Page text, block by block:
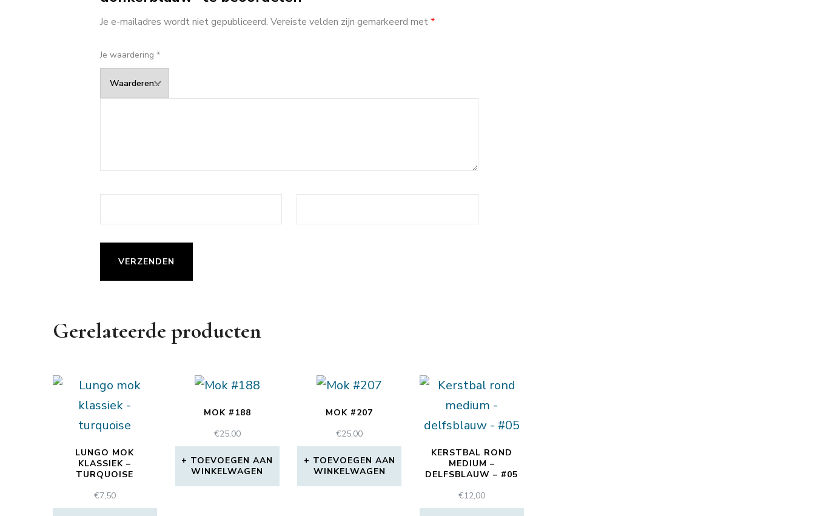
Je e-mailadres wordt niet gepubliceerd. Vereiste velden zijn gemarkeerd met*
Je waardering *
Gerelateerde producten
LUNGO MOK
KLASSIEK –
TURQUOISE
€7,50
MOK #188
€25,00
TOEVOEGEN AAN
WINKELWAGEN
MOK #207
€25,00
TOEVOEGEN AAN
WINKELWAGEN
KERSTBAL ROND
MEDIUM –
DELFSBLAUW – #05
€12,00